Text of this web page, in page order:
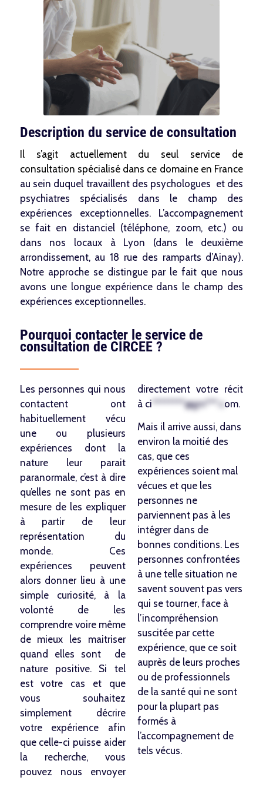
Description du service de consultation
Il s’agit actuellement du seul service de
consultation spécialisé dans ce domaine en France
au sein duquel travaillent des psychologues et des
psychiatres spécialisés dans le champ des
expériences exceptionnelles. L’accompagnement
se fait en distanciel (téléphone, zoom, etc.) ou
dans nos locaux à Lyon (dans le deuxième
arrondissement, au 18 rue des ramparts d’Ainay).
Notre approche se distingue par le fait que nous
avons une longue expérience dans le champ des
expériences exceptionnelles.
Pourquoi contacter le service de
consultation de CIRCEE ?
Les personnes qui nous
contactent ont
habituellement vécu
une ou plusieurs
expériences dont la
nature leur parait
paranormale, c’est à dire
qu’elles ne sont pas en
mesure de les expliquer
à partir de leur
représentation du
monde. Ces
expériences peuvent
alors donner lieu à une
simple curiosité, à la
volonté de les
comprendre voire même
de mieux les maitriser
quand elles sont de
nature positive. Si tel
est votre cas et que
vous souhaitez
simplement décrire
votre expérience afin
que celle-ci puisse aider
la recherche, vous
pouvez nous envoyer
directement votre récit
à ci********@gm***.com.
Mais il arrive aussi, dans
environ la moitié des
cas, que ces
expériences soient mal
vécues et que les
personnes ne
parviennent pas à les
intégrer dans de
bonnes conditions. Les
personnes confrontées
à une telle situation ne
savent souvent pas vers
qui se tourner, face à
l’incompréhension
suscitée par cette
expérience, que ce soit
auprès de leurs proches
ou de professionnels
de la santé qui ne sont
pour la plupart pas
formés à
l’accompagnement de
tels vécus.